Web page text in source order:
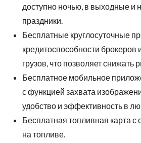
доступно ночью, в выходные и
праздники.
Бесплатные круглосуточные
кредитоспособности брокеров
грузов, что позволяет снижать
Бесплатное мобильное
с функцией захвата
удобство и эффективность в
Бесплатная топливная карта с
на топливе.